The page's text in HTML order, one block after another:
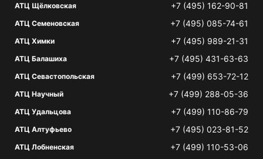
АТЦ Щёлковская +7 (495) 162-90-81
АТЦ Семеновская +7 (495) 085-74-61
АТЦ Химки +7 (495) 989-21-31
АТЦ Балашиха +7 (495) 431-63-63
АТЦ Севастопольская +7 (499) 653-72-12
АТЦ Научный +7 (499) 288-05-36
АТЦ Удальцова +7 (499) 110-86-79
АТЦ Алтуфьево +7 (495) 023-81-52
АТЦ Лобненская +7 (499) 110-53-06